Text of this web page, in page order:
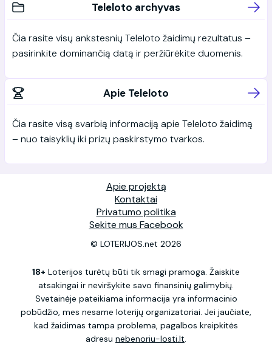
Teleloto archyvas
Čia rasite visų ankstesnių Teleloto žaidimų rezultatus –
pasirinkite dominančią datą ir peržiūrėkite duomenis.
Apie Teleloto
Čia rasite visą svarbią informaciją apie Teleloto žaidimą
– nuo taisyklių iki prizų paskirstymo tvarkos.
Apie projektą
Kontaktai
Privatumo politika
Sekite mus Facebook
© LOTERIJOS.net 2026
18+ Loterijos turėtų būti tik smagi pramoga. Žaiskite
atsakingai ir neviršykite savo finansinių galimybių.
Svetainėje pateikiama informacija yra informacinio
pobūdžio, mes nesame loterijų organizatoriai. Jei jaučiate,
kad žaidimas tampa problema, pagalbos kreipkitės
adresu nebenoriu-losti.lt.